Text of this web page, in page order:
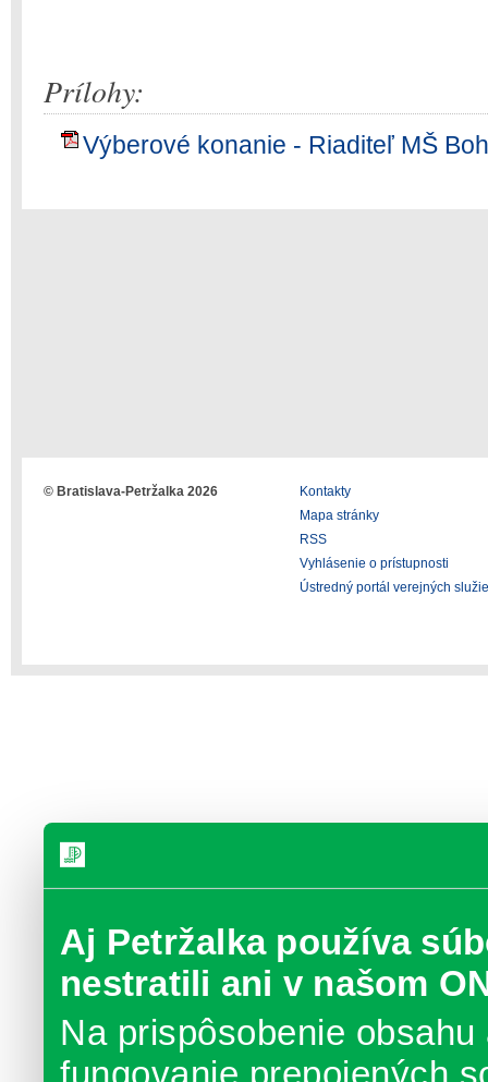
Aj Petržalka používa
nestratili ani v našom
Na prispôsobenie
Prílohy:
Výberové konanie - Riaditeľ MŠ
© Bratislava-Petržalka 2026
Kontakty
Mapa stránky
RSS
Vyhlásenie o prístupnosti
Ústredný portál verejných